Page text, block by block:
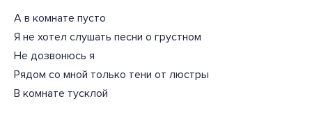
А в комнате пусто
Я не хотел слушать песни о грустном
Не дозвонюсь я
Рядом со мной только тени от люстры
В комнате тусклой